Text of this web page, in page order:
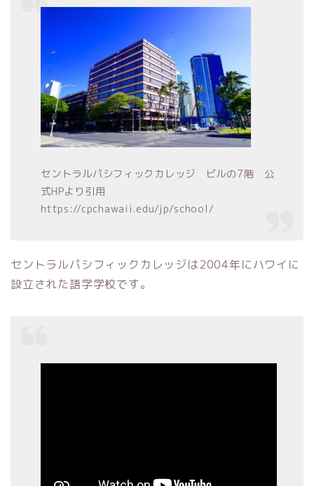
セントラルパシフィックカレッジ ビルの7階 公
式HPより引用
https://cpchawaii.edu/jp/school/
セントラルパシフィックカレッジは2004年にハワイに
設立された語学学校です。